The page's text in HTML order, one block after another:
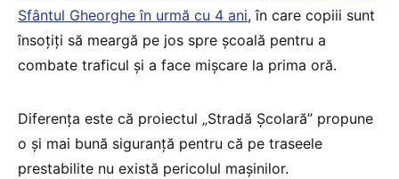
Sfântul Gheorghe în urmă cu 4 ani, în care copiii sunt
însoțiți să meargă pe jos spre școală pentru a
combate traficul și a face mișcare la prima oră.
Diferența este că proiectul „Stradă Şcolară” propune
o și mai bună siguranță pentru că pe traseele
prestabilite nu există pericolul mașinilor.